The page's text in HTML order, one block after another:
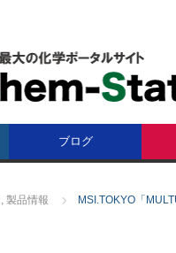
ブログ
, 製品情報 MSI.TOKYO「